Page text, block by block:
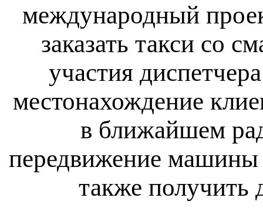
международный
заказать такси со
участия
местонахождение
в ближайшем
передвижение машины
также получить